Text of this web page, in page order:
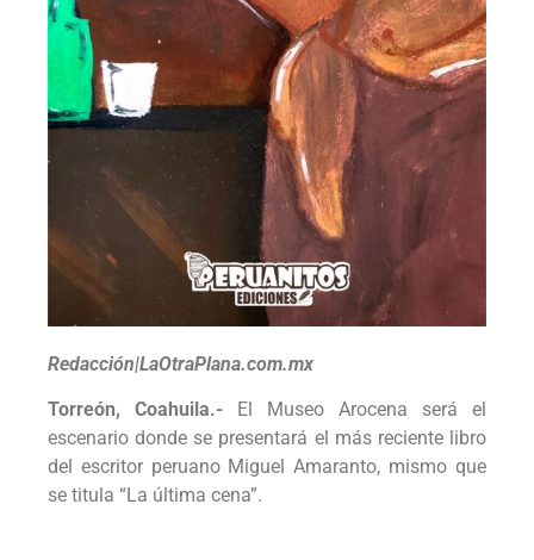
Redacción|LaOtraPlana.com.mx
Torreón, Coahuila.- El Museo Arocena será el
escenario donde se presentará el más reciente libro
del escritor peruano Miguel Amaranto, mismo que
se titula “La última cena”.